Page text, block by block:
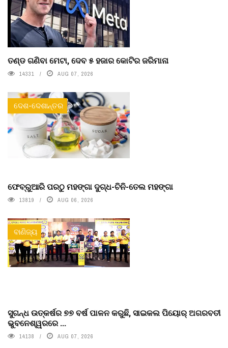
ତଣ୍ଡ ଗଣିବା ମେଟା, ଦେବ ୫ ହଜାର କୋଟିର ଜରିମାନା
14331 AUG 07, 2026
ଦେଶ-ଦେଶାନ୍ତର
ଫେବ୍ରୁଆରି ପରଠୁ ମହଙ୍ଗା ଦୁଗ୍ଧ-ଚିନି-ତେଲ ମହଙ୍ଗା
13819 AUG 06, 2026
ବାଣିଜ୍ୟ
ସୁଗନ୍ଧ ଉତ୍କର୍ଷର ୭୭ ବର୍ଷ ପାଳନ କରୁଛି, ସାଇକଲ ପିୟୋର୍‌ ଅଗରବତୀ
ଭୁବନେଶ୍ୱରରେ ...
14138 AUG 07, 2026